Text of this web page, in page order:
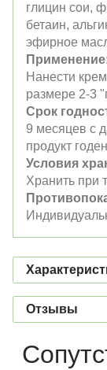
глицин сои,
бетаин,
эфирное
Нанести
размере 2-3
Срок
9 месяцев с
продукт
Условия
Хранить при
Отзывы